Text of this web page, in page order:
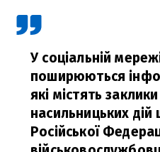
У соціальній
поширюються
які містять
насильницьких
Російської